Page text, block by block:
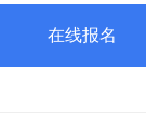
在线报名